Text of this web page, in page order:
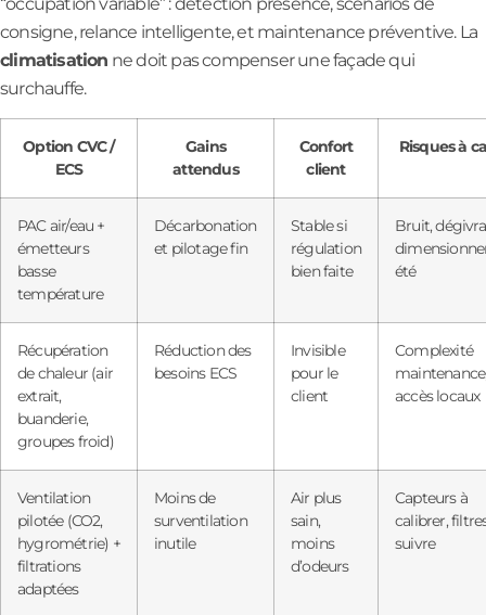
consigne, relance intelligente, et maintenance préventive. La
climatisation ne doit pas compenser une façade qui
surchauffe.
Option CVC /
ECS
Gains
attendus
Confort
client
Risques à
PAC air/eau +
émetteurs
basse
température
Décarbonation
et pilotage fin
Stable si
régulation
bien faite
Bruit,
été
Récupération
de chaleur (air
extrait,
buanderie,
groupes froid)
Réduction des
besoins ECS
Invisible
pour le
client
Complexité
accès locaux
Ventilation
pilotée (CO2,
hygrométrie) +
filtrations
adaptées
Moins de
surventilation
inutile
Air plus
sain,
moins
d’odeurs
Capteurs à
calibrer,
suivre